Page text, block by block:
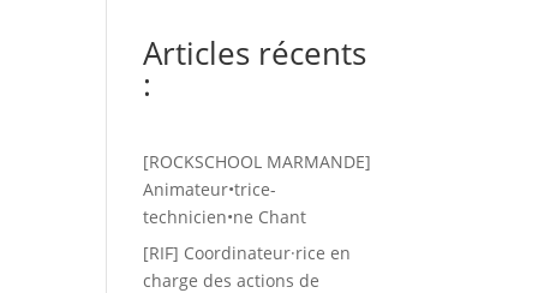
Articles récents
:
[ROCKSCHOOL MARMANDE]
Animateur•trice-
technicien•ne Chant
[RIF] Coordinateur·rice en
charge des actions de